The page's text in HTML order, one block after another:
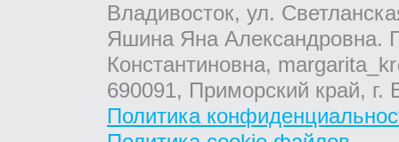
Владивосток, ул.
Яшина Яна Александровна.
Константиновна,
690091, Приморский край,
Политика